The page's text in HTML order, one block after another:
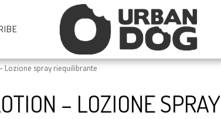
Lozione spray riequilibrante
– LOZIONE